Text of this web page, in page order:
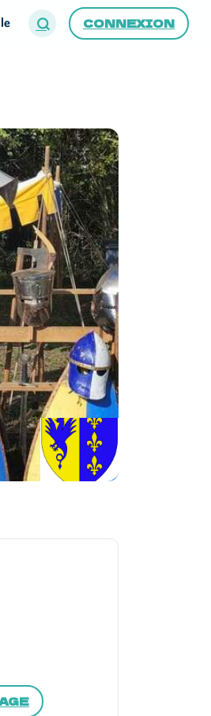
CONNEXION